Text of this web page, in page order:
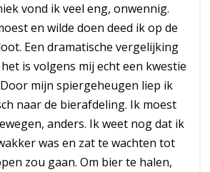
vond ik veel eng, onwennig.
en wilde doen deed ik op de
Een dramatische vergelijking
is volgens mij echt een kwestie
mijn spiergeheugen liep ik
naar de bierafdeling. Ik moest
anders. Ik weet nog dat ik
was en zat te wachten tot
zou gaan. Om bier te halen,